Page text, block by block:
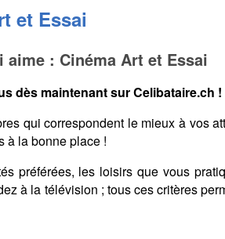
et Essai
: Cinéma Art et Essai
dès maintenant sur Celibataire.ch !
qui correspondent le mieux à vos
à la bonne place !
préférées, les loisirs que vous
à la télévision ; tous ces critères